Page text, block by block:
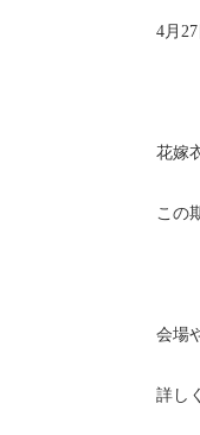
4月
花嫁
この
会場
詳し